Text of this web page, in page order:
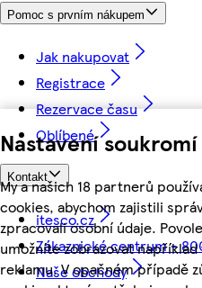
Nastavení
My a našich 18 partnerů
cookies, abychom zajistili
zpracovali osobní údaje.
umožníte zobrazovat
reklamu. V opačném případě
Pomoc s prvním nákupem
Jak nakupovat
Registrace
Rezervace času
Oblíbené
Kontakt
itesco.cz
Zákaznické centrum -
Naše obchody